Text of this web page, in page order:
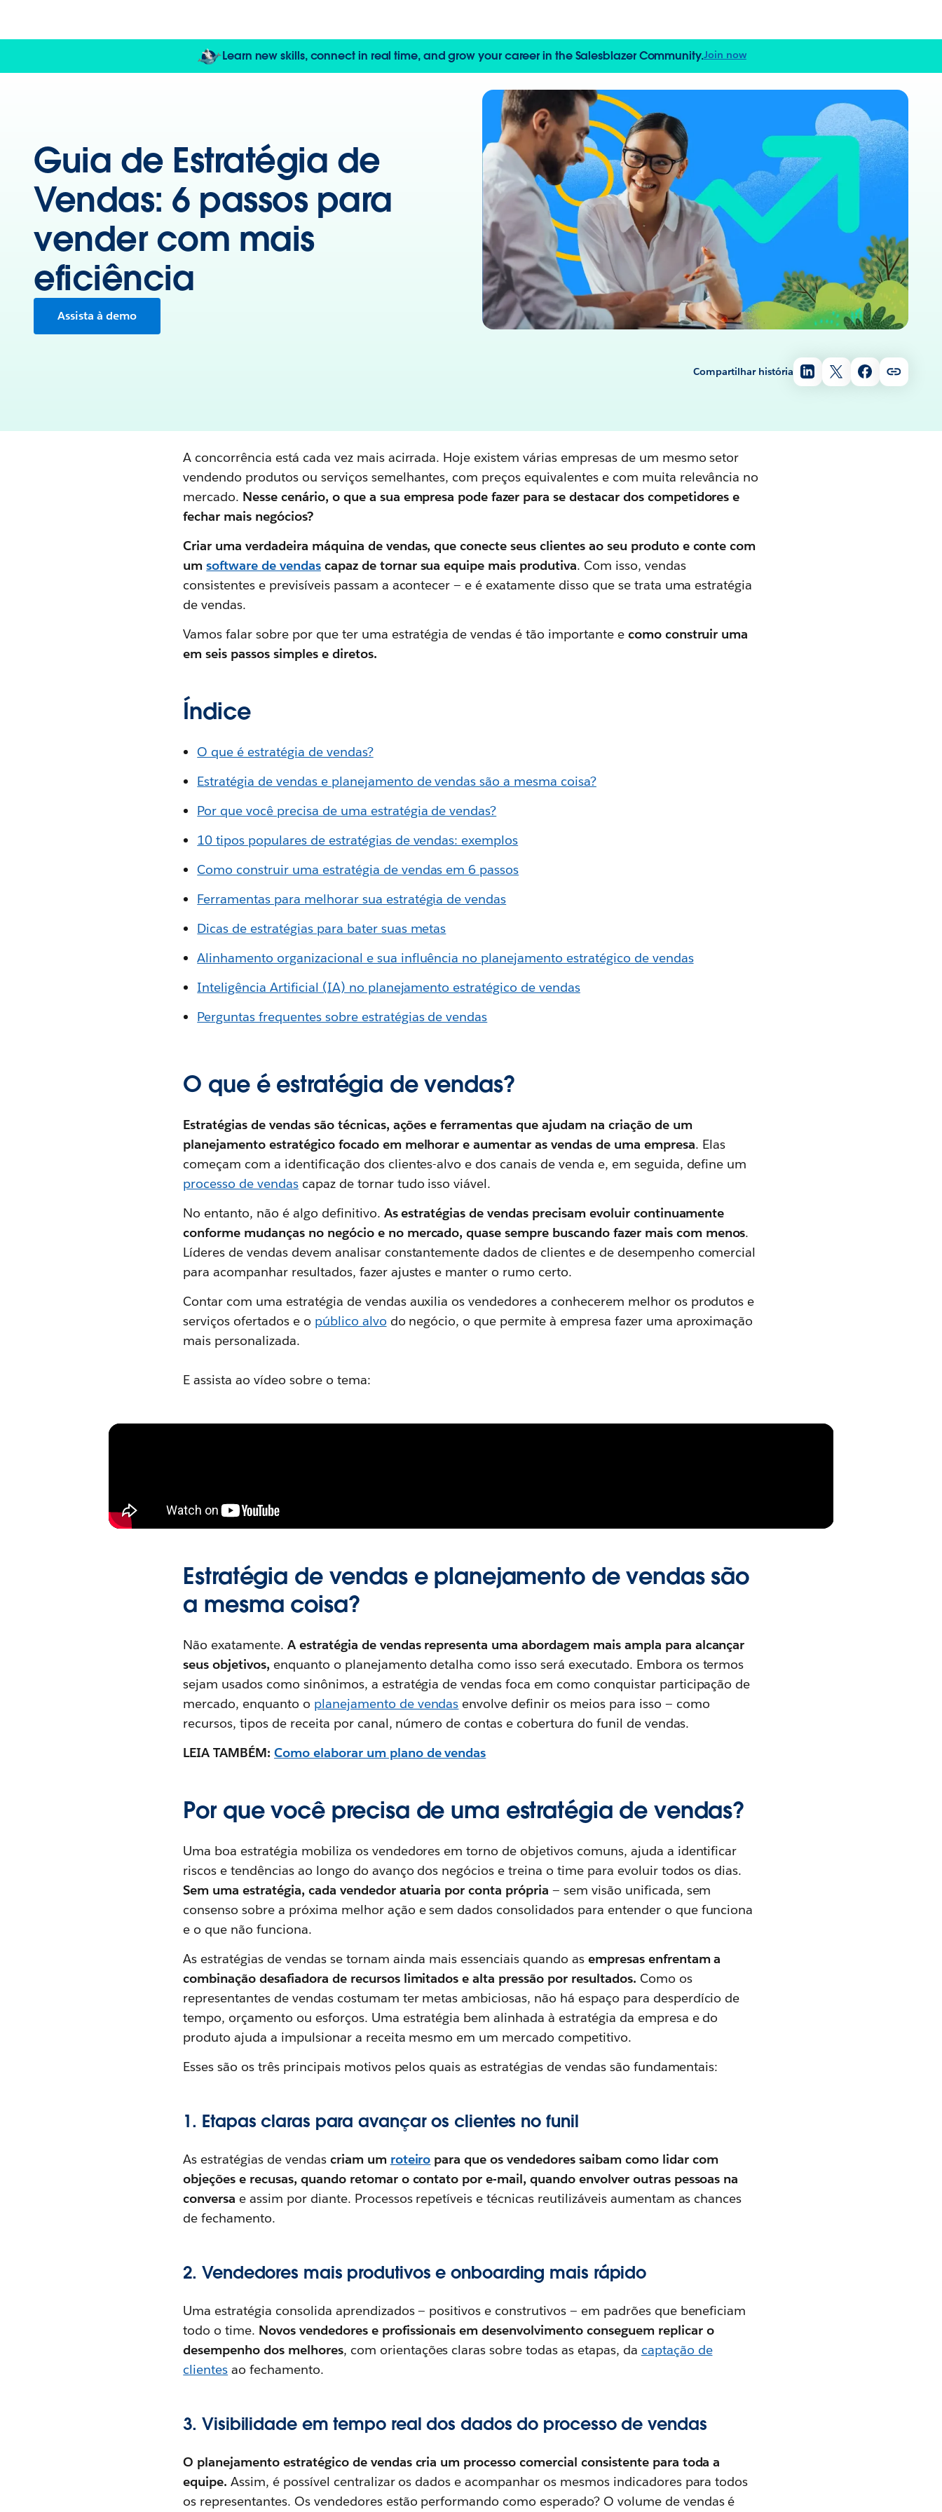
Learn new skills, connect in real time, and grow your career in the Salesblazer Community.Join now
Compartilhar história
Guia de Estratégia de
Vendas: 6 passos para
vender com mais
eficiência
Assista à demo
A concorrência está cada vez mais acirrada. Hoje existem várias empresas de um mesmo setor
vendendo produtos ou serviços semelhantes, com preços equivalentes e com muita relevância no
mercado. Nesse cenário, o que a sua empresa pode fazer para se destacar dos competidores e
fechar mais negócios?
Criar uma verdadeira máquina de vendas, que conecte seus clientes ao seu produto e conte com
umsoftware de vendascapaz de tornar sua equipe mais produtiva. Com isso, vendas
consistentes e previsíveis passam a acontecer — e é exatamente disso que se trata uma estratégia
de vendas.
Vamos falar sobre por que ter uma estratégia de vendas é tão importante e como construir uma
em seis passos simples e diretos.
Índice
O que é estratégia de vendas?
Estratégia de vendas e planejamento de vendas são a mesma coisa?
Por que você precisa de uma estratégia de vendas?
10 tipos populares de estratégias de vendas: exemplos
Como construir uma estratégia de vendas em 6 passos
Ferramentas para melhorar sua estratégia de vendas
Dicas de estratégias para bater suas metas
Alinhamento organizacional e sua influência no planejamento estratégico de vendas
Inteligência Artificial (IA) no planejamento estratégico de vendas
Perguntas frequentes sobre estratégias de vendas
O que é estratégia de vendas?
Estratégias de vendas são técnicas, ações e ferramentas que ajudam na criação de um
planejamento estratégico focado em melhorar e aumentar as vendas de uma empresa. Elas
começam com a identificação dos clientes-alvo e dos canais de venda e, em seguida, define um
processo de vendascapaz de tornar tudo isso viável.
No entanto, não é algo definitivo. As estratégias de vendas precisam evoluir continuamente
conforme mudanças no negócio e no mercado, quase sempre buscando fazer mais com menos.
Líderes de vendas devem analisar constantemente dados de clientes e de desempenho comercial
para acompanhar resultados, fazer ajustes e manter o rumo certo.
Contar com uma estratégia de vendas auxilia os vendedores a conhecerem melhor os produtos e
serviços ofertados e o público alvo do negócio, o que permite à empresa fazer uma aproximação
mais personalizada.
E assista ao vídeo sobre o tema:
Estratégia de vendas e planejamento de vendas são
a mesma coisa?
Não exatamente. A estratégia de vendas representa uma abordagem mais ampla para alcançar
seus objetivos, enquanto o planejamento detalha como isso será executado. Embora os termos
sejam usados como sinônimos, a estratégia de vendas foca em como conquistar participação de
mercado, enquanto o planejamento de vendas envolve definir os meios para isso — como
recursos, tipos de receita por canal, número de contas e cobertura do funil de vendas.
LEIA TAMBÉM:Como elaborar um plano de vendas
Por que você precisa de uma estratégia de vendas?
Uma boa estratégia mobiliza os vendedores em torno de objetivos comuns, ajuda a identificar
riscos e tendências ao longo do avanço dos negócios e treina o time para evoluir todos os dias.
Sem uma estratégia, cada vendedor atuaria por conta própria — sem visão unificada, sem
consenso sobre a próxima melhor ação e sem dados consolidados para entender o que funciona
e o que não funciona.
As estratégias de vendas se tornam ainda mais essenciais quando as empresas enfrentam a
combinação desafiadora de recursos limitados e alta pressão por resultados. Como os
representantes de vendas costumam ter metas ambiciosas, não há espaço para desperdício de
tempo, orçamento ou esforços. Uma estratégia bem alinhada à estratégia da empresa e do
produto ajuda a impulsionar a receita mesmo em um mercado competitivo.
Esses são os três principais motivos pelos quais as estratégias de vendas são fundamentais:
1. Etapas claras para avançar os clientes no funil
As estratégias de vendas criam um roteiro para que os vendedores saibam como lidar com
objeções e recusas, quando retomar o contato por e-mail, quando envolver outras pessoas na
conversa e assim por diante. Processos repetíveis e técnicas reutilizáveis aumentam as chances
de fechamento.
2. Vendedores mais produtivos e onboarding mais rápido
Uma estratégia consolida aprendizados — positivos e construtivos — em padrões que beneficiam
todo o time. Novos vendedores e profissionais em desenvolvimento conseguem replicar o
desempenho dos melhores, com orientações claras sobre todas as etapas, da captação de
clientes ao fechamento.
3. Visibilidade em tempo real dos dados do processo de vendas
O planejamento estratégico de vendas cria um processo comercial consistente para toda a
equipe.Assim, é possível centralizar os dados e acompanhar os mesmos indicadores para todos
os representantes. Os vendedores estão performando como esperado? O volume de vendas é